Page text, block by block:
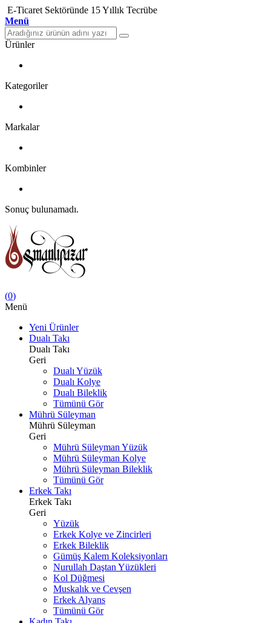
E-Ticaret Sektöründe 15 Yıllık Tecrübe
Menü
Ürünler
Kategoriler
Markalar
Kombinler
Sonuç bulunamadı.
(0)
Menü
Yeni Ürünler
Dualı Takı
Dualı Takı
Geri
Dualı Yüzük
Dualı Kolye
Dualı Bileklik
Tümünü Gör
Mührü Süleyman
Mührü Süleyman
Geri
Mührü Süleyman Yüzük
Mührü Süleyman Kolye
Mührü Süleyman Bileklik
Tümünü Gör
Erkek Takı
Erkek Takı
Geri
Yüzük
Erkek Kolye ve Zincirleri
Erkek Bileklik
Gümüş Kalem Koleksiyonları
Nurullah Daştan Yüzükleri
Kol Düğmesi
Muskalık ve Cevşen
Erkek Alyans
Tümünü Gör